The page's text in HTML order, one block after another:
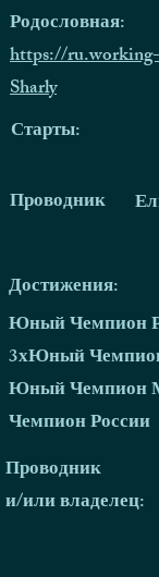
Родословная:
https://
Sharly
Старты:
Проводник
Достижения:
Юный Чемпион
3хЮный
Юный Чемпион
Чемпион России
Проводник
и/или владелец: